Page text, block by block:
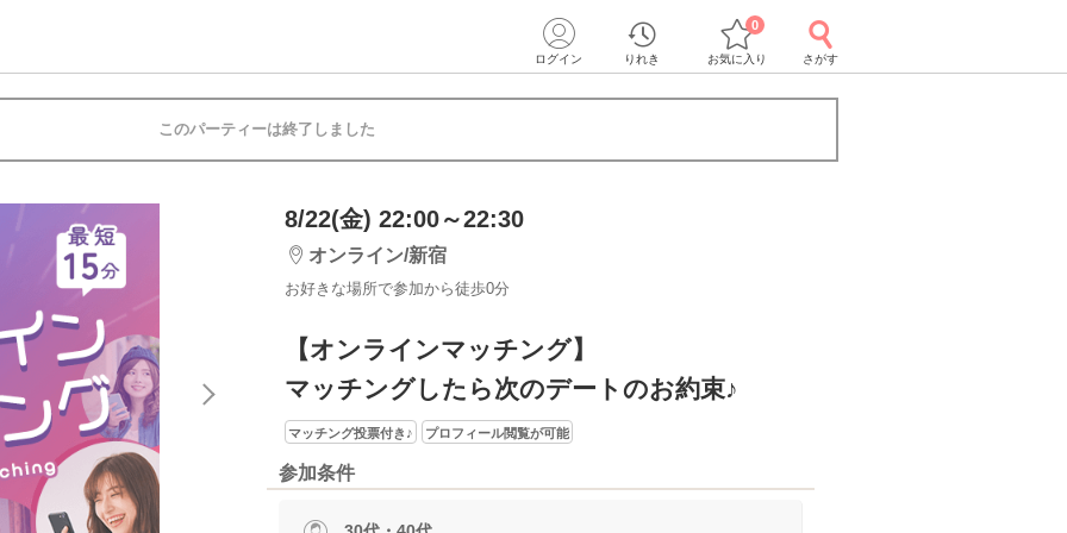
ログイン りれき お気に入り
0
さがす
このパーティーは終了しました
8/22(金) 22:00～22:30
オンライン/新宿
お好きな場所で参加から徒歩0分
【オンラインマッチング】
マッチングしたら次のデートのお約束♪
マッチング投票付き♪ プロフィール閲覧が可能
参加条件